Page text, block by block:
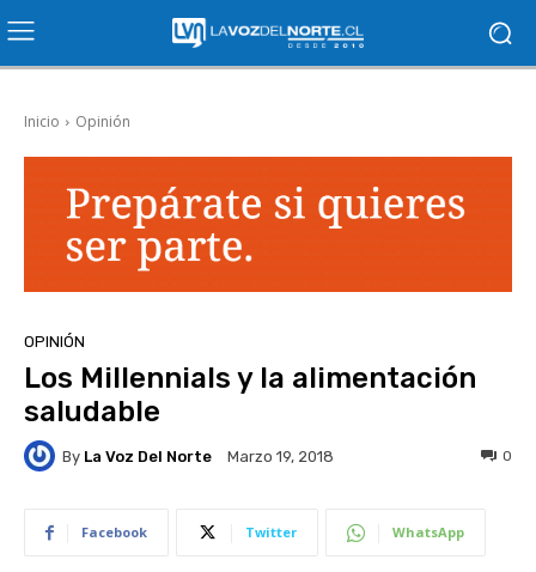
Inicio Opinión
OPINIÓN
Los Millennials y la alimentación
saludable
By La Voz Del Norte Marzo 19, 2018 0
Facebook Twitter WhatsApp